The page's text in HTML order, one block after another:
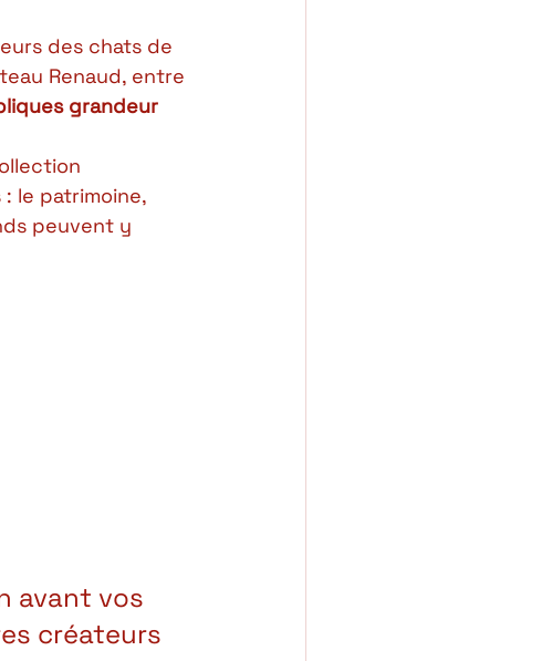
des chats de
Renaud, entre
grandeur
le patrimoine,
peuvent y
avant vos
créateurs